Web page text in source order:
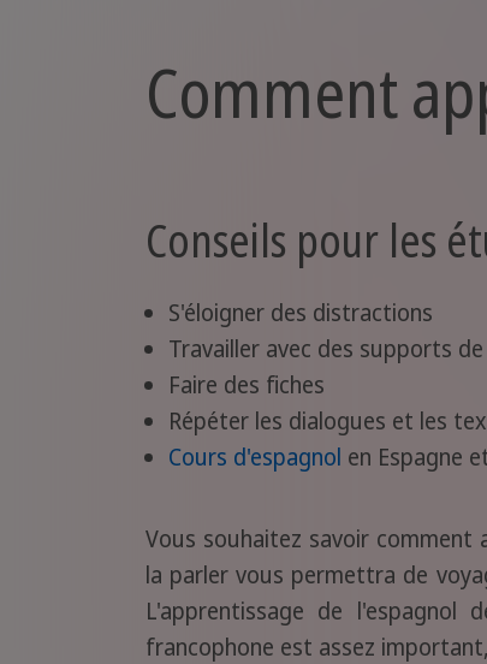
Comment
Conseils pour les
S'éloigner des distractions
Travailler avec des supports
Faire des fiches
Répéter les dialogues et les
Cours d'espagnol en Espagne
Vous souhaitez savoir comment
la parler vous permettra de
L'apprentissage de
francophone est assez